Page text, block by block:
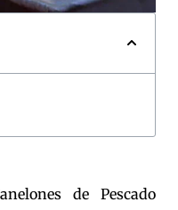
de Pescado